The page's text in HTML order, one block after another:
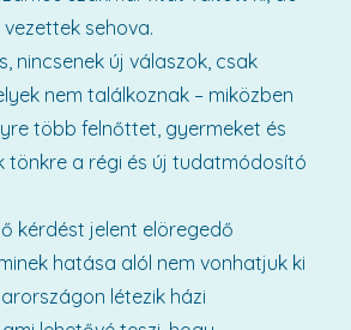
sehova.
nincsenek új válaszok, csak
nem találkoznak – miközben
több felnőttet, gyermeket és
tönkre a régi és új tudatmódosító
kérdést jelent elöregedő
hatása alól nem vonhatjuk ki
létezik házi